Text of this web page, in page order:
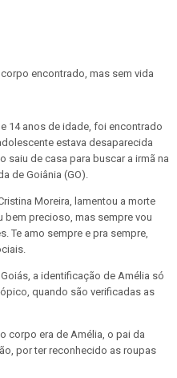
14 anos de idade, foi encontrado
estava desaparecida
saiu de casa para buscar a irmã na
de Goiânia (GO).
Moreira, lamentou a morte
bem precioso, mas sempre vou
Te amo sempre e pra sempre,
a identificação de Amélia só
quando são verificadas as
corpo era de Amélia, o pai da
por ter reconhecido as roupas